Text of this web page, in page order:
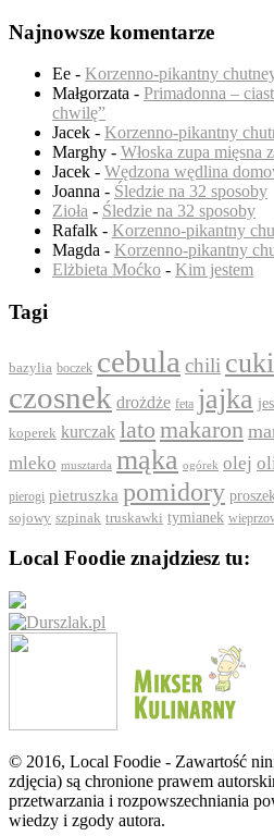
Najnowsze komentarze
Ee - Korzenno-pikantny
Małgorzata - Primadonna –
chwilę”
Jacek - Korzenno-pikantny
Marghy - Włoska zupa mięsna
Jacek - Wędzona wędlina
Joanna - Śledzie na 32 sposoby
Zioła - Śledzie na 32 sposoby
Rafalk - Korzenno-pikantny
Magda - Korzenno-pikantny
Elżbieta Moćko - Kim jestem
Tagi
bazylia boczek cebula chili
czosnek drożdże feta jajka
koperek kurczak lato makaron
mleko musztarda mąka ogórek olej
pierogi pietruszka pomidory
sojowy szpinak truskawki tymianek
Local Foodie znajdziesz tu:
© 2016, Local Foodie - Zawartość
zdjęcia) są chronione prawem
przetwarzania i rozpowszechniania
wiedzy i zgody autora.